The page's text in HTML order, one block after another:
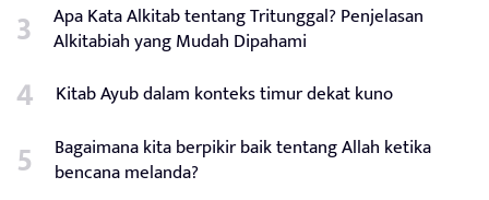
Apa Kata Alkitab tentang Tritunggal? Penjelasan
Alkitabiah yang Mudah Dipahami
Kitab Ayub dalam konteks timur dekat kuno
Bagaimana kita berpikir baik tentang Allah ketika
bencana melanda?